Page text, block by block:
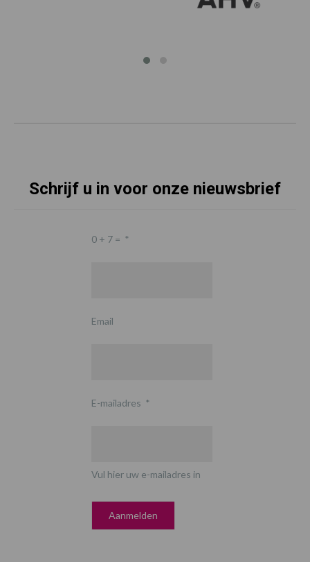
Schrijf u in voor onze nieuwsbrief
0 + 7 = *
Email
E-mailadres *
Vul hier uw e-mailadres in